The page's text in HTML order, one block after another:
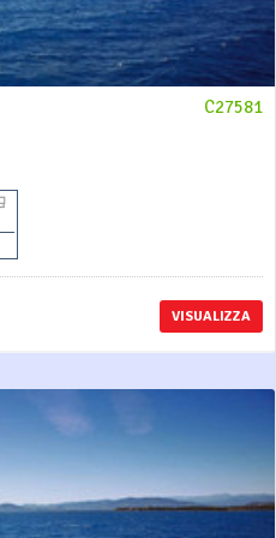
C27581
VISUALIZZA